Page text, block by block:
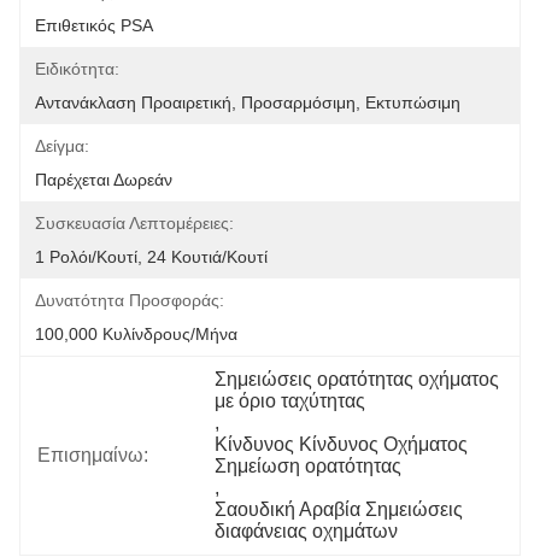
Επιθετικός PSA
Ειδικότητα:
Αντανάκλαση Προαιρετική, Προσαρμόσιμη, Εκτυπώσιμη
Δείγμα:
Παρέχεται Δωρεάν
Συσκευασία Λεπτομέρειες:
1 Ρολόι/κουτί, 24 Κουτιά/κουτί
Δυνατότητα Προσφοράς:
100,000 Κυλίνδρους/μήνα
Επισημαίνω:
Σημειώσεις ορατότητας οχήματος
με όριο ταχύτητας
,
Κίνδυνος Κίνδυνος Οχήματος
Σημείωση ορατότητας
,
Σαουδική Αραβία Σημειώσεις
διαφάνειας οχημάτων